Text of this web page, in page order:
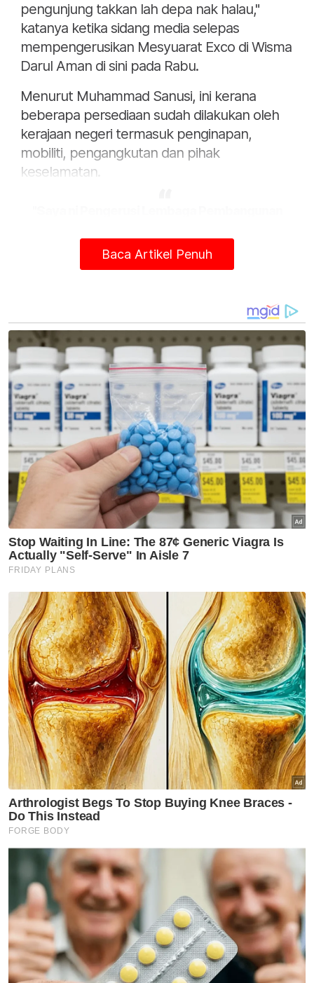
pengunjung takkan lah depa nak halau,"
katanya ketika sidang media selepas
mempengerusikan Mesyuarat Exco di Wisma
Darul Aman di sini pada Rabu.
Menurut Muhammad Sanusi, ini kerana
beberapa persediaan sudah dilakukan oleh
kerajaan negeri termasuk penginapan,
mobiliti, pengangkutan dan pihak
keselamatan.
banyak lagi jawatan saya yang berkaitan, jadi
kalau saya tak dijemput saya tetap akan hadir.
"Pegawai saya dah tempah hotel berbulan-
bulan lalu, kenderaan, motosikal polis semua
dah ada," katanya.
Mengulas lanjut, Muhammad Sanusi berkata,
berkenaan berdasarkan jawapan daripada
Timbalan Menteri Pertahanan, Adly Zahari di
Dewan Negara sebelum ini.
"Bagaimanapun saya masih berpegang
kepada keputusan kabinet menghalang saya
menghadiriLIMA,23sehingga terdapat
keputusan membatalkan arahan itu daripada
Kabinet.
"Apabila saya menyuarakan mengenai
halangan ataupun larangan yang dikenakan
kepada Menteri Besar Kedah, maka
kementerian-kementerian itu mengambil
perhatian untuk mengabaikan. Tapi saya rasa
satu keputusan kabinet hanya boleh diatasi
dengan satu keputusan kabinet yang lain,
mesti membatalkan keputusan sebelum
itulah," katanya
Baca Artikel Penuh